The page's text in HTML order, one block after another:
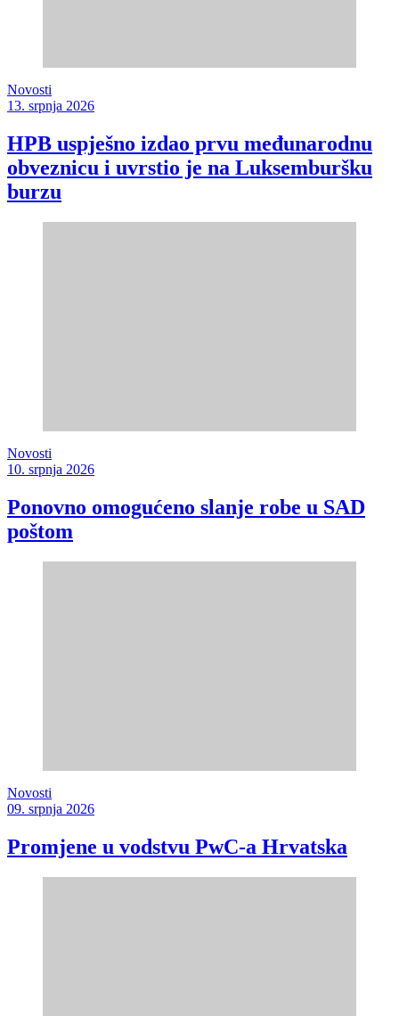
Novosti
13. srpnja 2026
HPB uspješno izdao prvu međunarodnu
obveznicu i uvrstio je na Luksemburšku
burzu
Novosti
10. srpnja 2026
Ponovno omogućeno slanje robe u SAD
poštom
Novosti
09. srpnja 2026
Promjene u vodstvu PwC-a Hrvatska